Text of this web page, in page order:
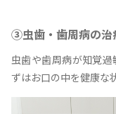
③虫歯・歯周病の治
虫歯や歯周病が知覚
ずはお口の中を健康な